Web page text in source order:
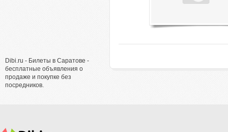
Dibi.ru - Билеты в Саратове -
бесплатные объявления о
продаже и покупке без
посредников.